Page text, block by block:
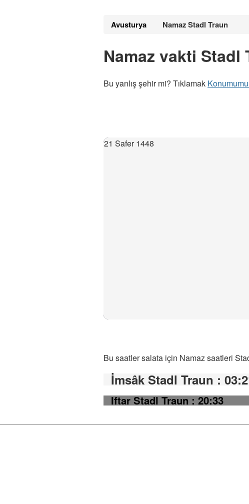
Avusturya Namaz Stadl Traun
Namaz vakti Stadl
Bu yanlış şehir mi? Tıklamak Konumumu
21 Safer 1448
Bu saatler salata için Namaz saatleri
İmsâk Stadl Traun :
Iftar Stadl Traun: 20:33